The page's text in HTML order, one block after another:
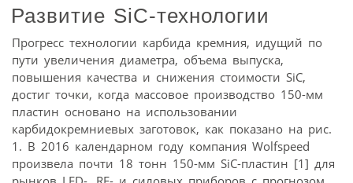
Развитие SiC-технологии
Прогресс технологии карбида кремния, идущий по
пути увеличения диаметра, объема выпуска,
повышения качества и снижения стоимости SiC,
достиг точки, когда массовое производство 150-мм
пластин основано на использовании
карбидокремниевых заготовок, как показано на рис.
1. В 2016 календарном году компания Wolfspeed
произвела почти 18 тонн 150-мм SiC-пластин [1] для